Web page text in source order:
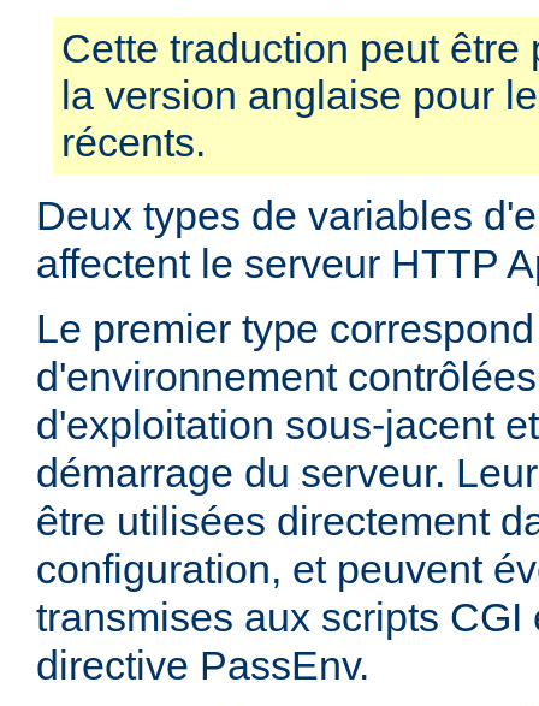
Cette traduction peut être
la version anglaise pour
récents.
Deux types de variables
affectent le serveur HTTP
Le premier type
d'environnement
d'exploitation sous-jacent
démarrage du serveur.
être utilisées directement
configuration, et peuvent
transmises aux scripts CGI
directive PassEnv.